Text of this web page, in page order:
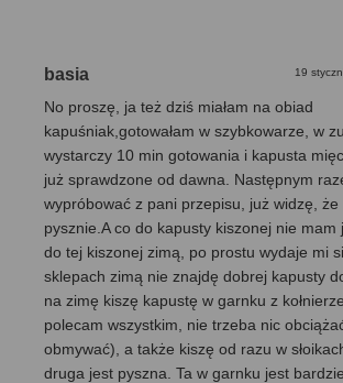
basia 19
No proszę, ja też dziś miałam na obiad
kapuśniak,gotowałam w szybkowarze, w
wystarczy 10 min gotowania i kapusta
już sprawdzone od dawna. Następnym
wypróbować z pani przepisu, już widzę, że
pysznie.A co do kapusty kiszonej nie mam
do tej kiszonej zimą, po prostu wydaje mi
sklepach zimą nie znajdę dobrej kapusty
na zimę kiszę kapustę w garnku z
polecam wszystkim, nie trzeba nic
obmywać), a także kiszę od razu w
druga jest pyszna. Ta w garnku jest